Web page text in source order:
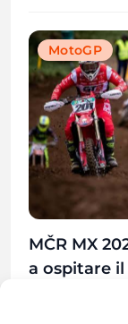
MotoGP
MČR MX
a ospitare
31 Luglio